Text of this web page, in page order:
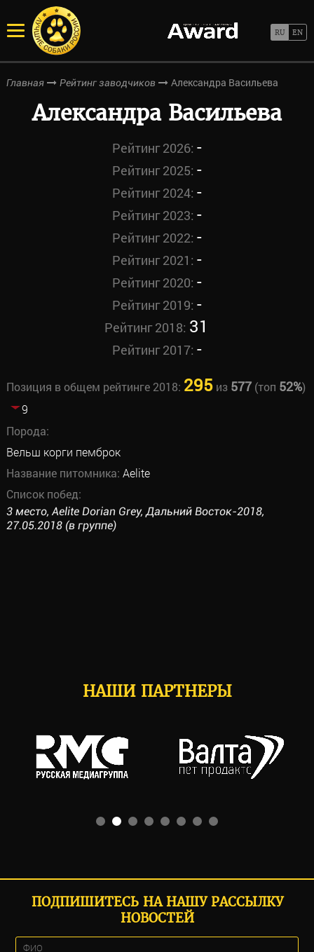
Главная Рейтинг заводчиков Александра Васильева
Александра Васильева
Рейтинг 2026: -
Рейтинг 2025: -
Рейтинг 2024: -
Рейтинг 2023: -
Рейтинг 2022: -
Рейтинг 2021: -
Рейтинг 2020: -
Рейтинг 2019: -
Рейтинг 2018: 31
Рейтинг 2017: -
Позиция в общем рейтинге 2018: 295из 577(топ 52%)
9
Порода:
Вельш корги пемброк
Название питомника: Aelite
Список побед:
3 место, Aelite Dorian Grey, Дальний Восток-2018,
27.05.2018 (в группе)
НАШИ ПАРТНЕРЫ
ПОДПИШИТЕСЬ НА НАШУ РАССЫЛКУ
НОВОСТЕЙ